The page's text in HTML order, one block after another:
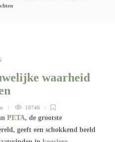
waarheid
10746
PETA, de grootste
geeft een schokkend beeld